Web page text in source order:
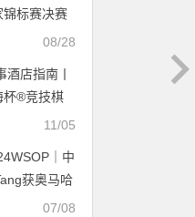
锦标赛决赛
08/28
酒店指南丨
杯®竞技棋
订流程及交
11/05
｜中
获奥马哈
曦湘、陈传
07/08